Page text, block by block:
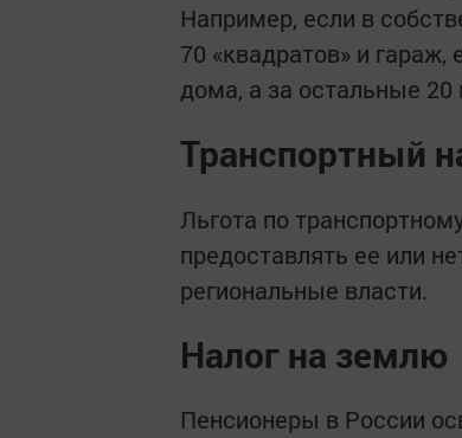
Например, если в
70 «квадратов» и
дома, а за остальные 20
Транспортный
Льгота по
предоставлять ее или
региональные власти.
Налог на землю
Пенсионеры в России